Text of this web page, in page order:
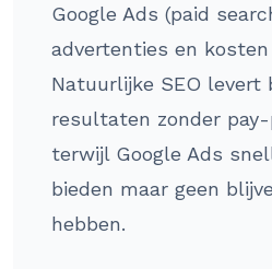
Google Ads (paid
advertenties en kosten
Natuurlijke SEO levert
resultaten zonder
terwijl Google Ads
bieden maar geen
hebben.